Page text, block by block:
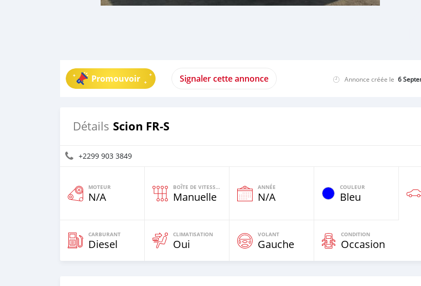
Promouvoir Signaler cette annonce Annonce créée le 6
Détails Scion FR-S
+2299 903 3849
MOTEUR
N/A
BOÎTE DE VITESSES
Manuelle
ANNÉE
N/A
COULEUR
Bleu
CARBURANT
Diesel
CLIMATISATION
Oui
VOLANT
Gauche
CONDITION
Occasion